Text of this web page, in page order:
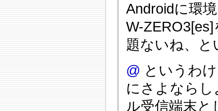
Androidに環
W-
題ないね、
@ というわ
にさよならし
ル受信端末